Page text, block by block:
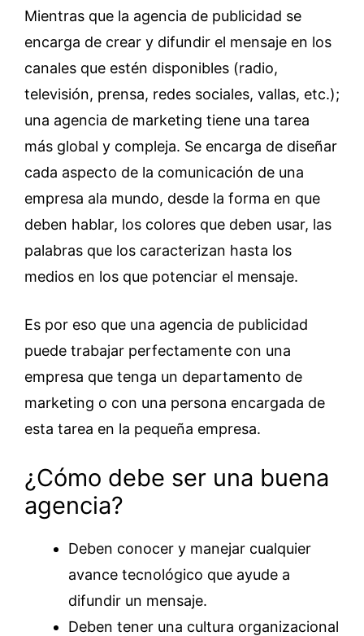
Mientras que la agencia de publicidad se
encarga de crear y difundir el mensaje en los
canales que estén disponibles (radio,
televisión, prensa, redes sociales, vallas, etc.);
una agencia de marketing tiene una tarea
más global y compleja. Se encarga de diseñar
cada aspecto de la comunicación de una
empresa ala mundo, desde la forma en que
deben hablar, los colores que deben usar, las
palabras que los caracterizan hasta los
medios en los que potenciar el mensaje.
Es por eso que una agencia de publicidad
puede trabajar perfectamente con una
empresa que tenga un departamento de
marketing o con una persona encargada de
esta tarea en la pequeña empresa.
¿Cómo debe ser una buena
agencia?
Deben conocer y manejar cualquier
avance tecnológico que ayude a
difundir un mensaje.
Deben tener una cultura organizacional